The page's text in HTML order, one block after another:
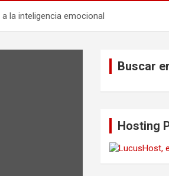
la inteligencia emocional
Buscar
Hosting